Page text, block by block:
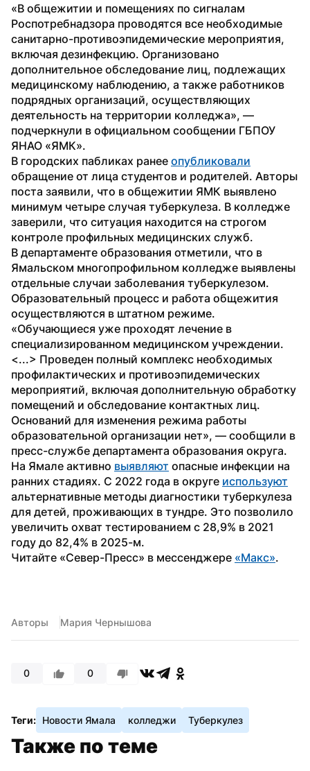
«В общежитии и помещениях по сигналам
Роспотребнадзора проводятся все необходимые
санитарно-противоэпидемические мероприятия,
включая дезинфекцию. Организовано
дополнительное обследование лиц, подлежащих
медицинскому наблюдению, а также работников
подрядных организаций, осуществляющих
деятельность на территории колледжа», —
подчеркнули в официальном сообщении ГБПОУ
ЯНАО «ЯМК».
В городских пабликах ранее опубликовали
обращение от лица студентов и родителей. Авторы
поста заявили, что в общежитии ЯМК выявлено
минимум четыре случая туберкулеза. В колледже
заверили, что ситуация находится на строгом
контроле профильных медицинских служб.
В департаменте образования отметили, что в
Ямальском многопрофильном колледже выявлены
отдельные случаи заболевания туберкулезом.
Образовательный процесс и работа общежития
осуществляются в штатном режиме.
«Обучающиеся уже проходят лечение в
специализированном медицинском учреждении.
<...> Проведен полный комплекс необходимых
профилактических и противоэпидемических
мероприятий, включая дополнительную обработку
помещений и обследование контактных лиц.
Оснований для изменения режима работы
образовательной организации нет», — сообщили в
пресс-службе департамента образования округа.
На Ямале активно выявляют опасные инфекции на
ранних стадиях. С 2022 года в округе используют
альтернативные методы диагностики туберкулеза
для детей, проживающих в тундре. Это позволило
увеличить охват тестированием с 28,9% в 2021
году до 82,4% в 2025-м.
Читайте «Север-Пресс» в мессенджере «Макс».
Авторы Мария Чернышова
0 0
Теги: Новости Ямала колледжи Туберкулез
Также по теме